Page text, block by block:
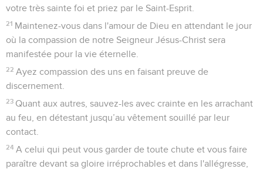
votre très sainte foi et priez par le Saint-Esprit.
21 Maintenez-vous dans l'amour de Dieu en attendant le jour
où la compassion de notre Seigneur Jésus-Christ sera
manifestée pour la vie éternelle.
22 Ayez compassion des uns en faisant preuve de
discernement.
23 Quant aux autres, sauvez-les avec crainte en les arrachant
au feu, en détestant jusqu’au vêtement souillé par leur
contact.
24 A celui qui peut vous garder de toute chute et vous faire
paraître devant sa gloire irréprochables et dans l'allégresse,